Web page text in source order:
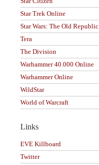
Star Trek Online
Star Wars: The Old Republic
Tera
The Division
Warhammer 40.000 Online
Warhammer Online
WildStar
World of Warcraft
Links
EVE Killboard
Twitter